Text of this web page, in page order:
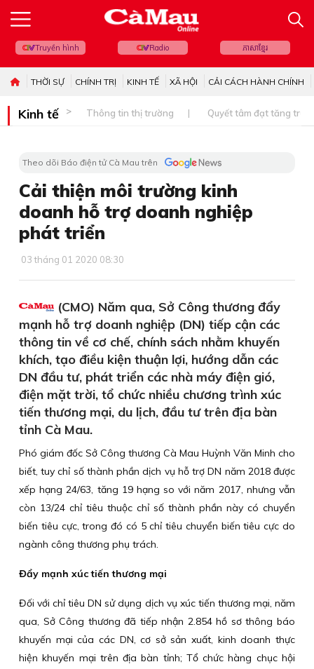
Truyền hình Radio ភាសាខ្មែរ
THỜI SỰ CHÍNH TRỊ KINH TẾ XÃ HỘI CẢI CÁCH HÀNH CHÍNH
Kinh tế Thông tin thị trường Quyết tâm đạt tăng
Theo dõi Báo điện tử Cà Mau trên
Cải thiện môi trường kinh
doanh hỗ trợ doanh nghiệp
phát triển
03 tháng 01 2020 08:30
(CMO) Năm qua, Sở Công thương đẩy
mạnh hỗ trợ doanh nghiệp (DN) tiếp cận các
thông tin về cơ chế, chính sách nhằm khuyến
khích, tạo điều kiện thuận lợi, hướng dẫn các
DN đầu tư, phát triển các nhà máy điện gió,
điện mặt trời, tổ chức nhiều chương trình xúc
tiến thương mại, du lịch, đầu tư trên địa bàn
tỉnh Cà Mau.
Phó giám đốc Sở Công thương Cà Mau Huỳnh Văn Minh cho
biết, tuy chỉ số thành phần dịch vụ hỗ trợ DN năm 2018 được
xếp hạng 24/63, tăng 19 hạng so với năm 2017, nhưng vẫn
còn 13/24 chỉ tiêu thuộc chỉ số thành phần này có chuyển
biến tiêu cực, trong đó có 5 chỉ tiêu chuyển biến tiêu cực do
ngành công thương phụ trách.
Đẩy mạnh xúc tiến thương mại
Đối với chỉ tiêu DN sử dụng dịch vụ xúc tiến thương mại, năm
qua, Sở Công thương đã tiếp nhận 2.854 hồ sơ thông báo
khuyến mại của các DN, cơ sở sản xuất, kinh doanh thực
hiện khuyến mại trên địa bàn tỉnh; Tổ chức hàng chục hội